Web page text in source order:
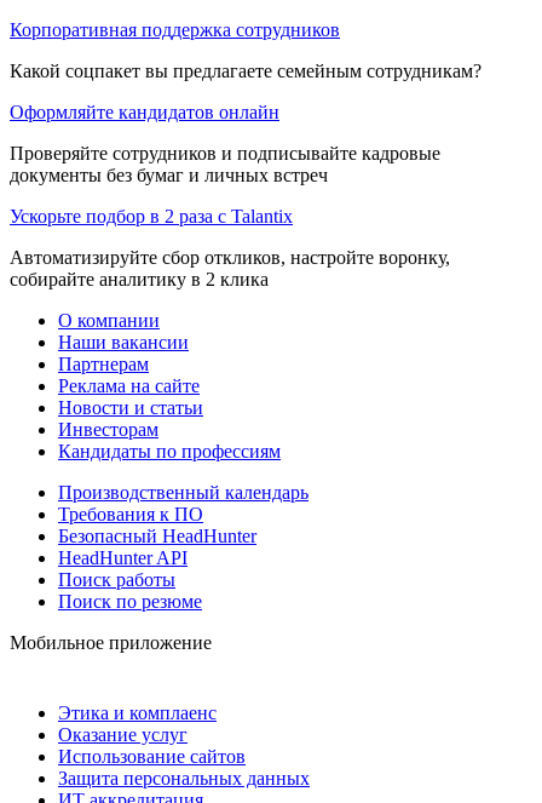
Корпоративная поддержка сотрудников
Какой соцпакет вы предлагаете семейным сотрудникам?
Оформляйте кандидатов онлайн
Проверяйте сотрудников и подписывайте кадровые
документы без бумаг и личных встреч
Ускорьте подбор в 2 раза с Talantix
Автоматизируйте сбор откликов, настройте воронку,
собирайте аналитику в 2 клика
О компании
Наши вакансии
Партнерам
Реклама на сайте
Новости и статьи
Инвесторам
Кандидаты по профессиям
Производственный календарь
Требования к ПО
Безопасный HeadHunter
HeadHunter API
Поиск работы
Поиск по резюме
Мобильное приложение
Этика и комплаенс
Оказание услуг
Использование сайтов
Защита персональных данных